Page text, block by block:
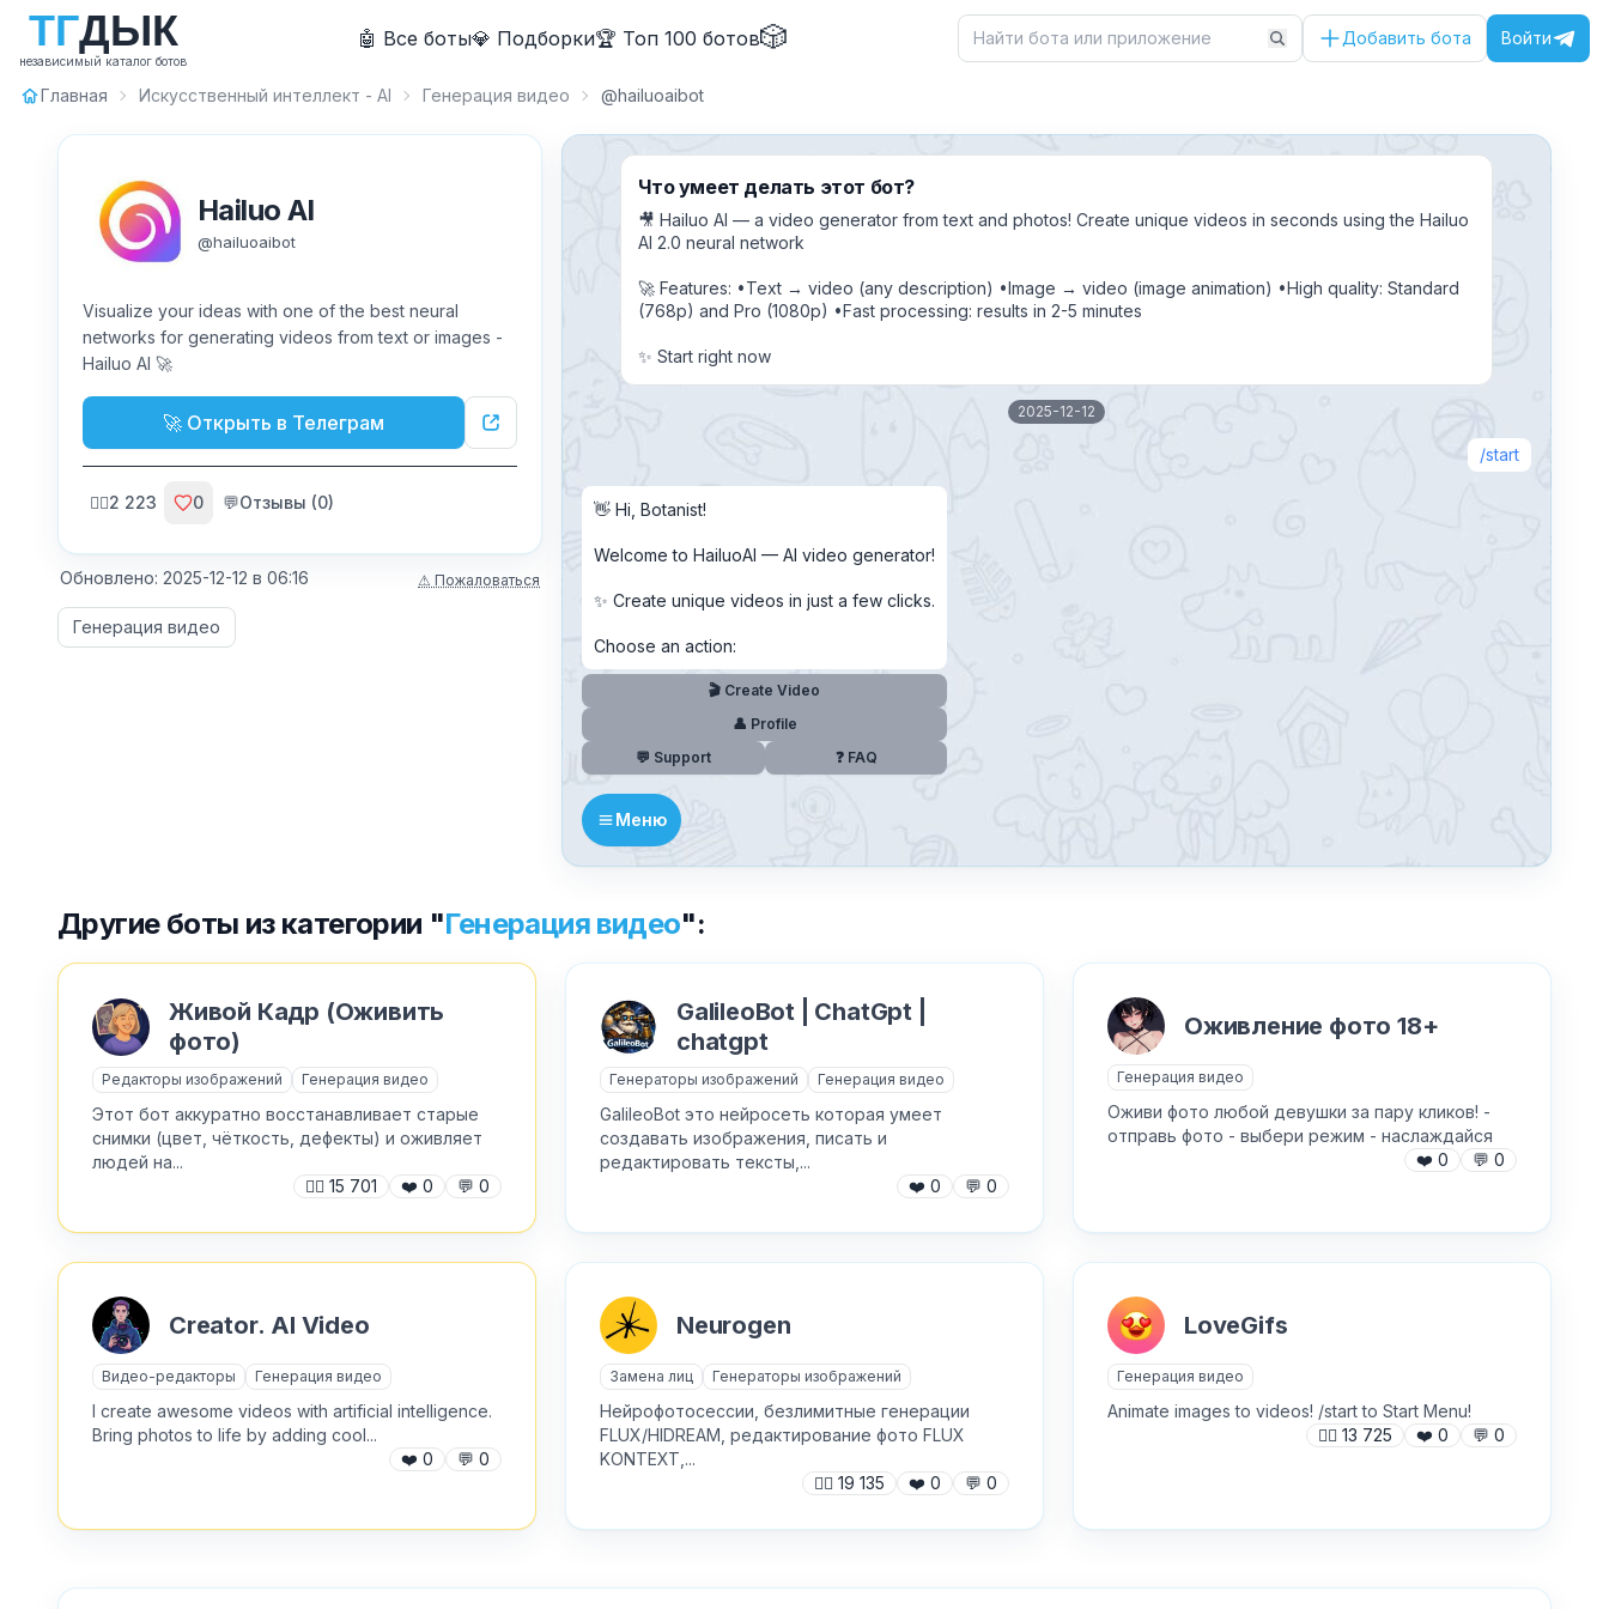
ТГДЫК
независимый каталог ботов
🤖 Все боты💎 Подборки🏆 Топ 100 ботов🎲 Добавить бота Войти
Как добавить бота?
AI Персонажи
NFT и Telegram Подарки
Активности для чата
Аниме и манга
Анонимные вопросы
Базы и парсеры
Мини-игры
Модерация и антиспам
Музыка
Новости и блоги
Обменники и биржи
Покупки
Авторизуйтесь, чтобы бесплатно
добавить бота в каталог
Войти через Telegram
Главная Искусственный интеллект - AI Генерация видео @hailuoaibot
Hailuo AI
@hailuoaibot
Visualize your ideas with one of the best neural
networks for generating videos from text or images -
Hailuo AI 🚀
🚀 Открыть в Телеграм
🙍‍♂️2 223 0 💬Отзывы (0)
Обновлено: 2025-12-12 в 06:16 ⚠ Пожаловаться
✕
Причина жалобы*
Текст обращения (необязательно)
Хочу получить ответ на email
Генерация видео
Что умеет делать этот бот?
🎥 Hailuo AI — a video generator from text and photos! Create unique videos in seconds using the Hailuo
AI 2.0 neural network
🚀 Features: •Text → video (any description) •Image → video (image animation) •High quality: Standard
(768p) and Pro (1080p) •Fast processing: results in 2-5 minutes
✨ Start right now
2025-12-12
start
👋 Hi, Botanist!
Welcome to HailuoAI — AI video generator!
✨ Create unique videos in just a few clicks.
Choose an action:
🎬 Create Video
👤 Profile
💬 Support
❓ FAQ
Меню
Другие боты из категории "Генерация видео":
Живой Кадр (Оживить
фото)
Редакторы изображений Генерация видео
Этот бот аккуратно восстанавливает старые
снимки (цвет, чёткость, дефекты) и оживляет
людей на...
🙍‍♂️ 15 701 ❤️ 0 💬 0
GalileoBot | ChatGpt |
chatgpt
Генераторы изображений Генерация видео
GalileoBot это нейросеть которая умеет
создавать изображения, писать и
редактировать тексты,...
❤️ 0 💬 0
Оживление фото 18+
Генерация видео
Оживи фото любой девушки за пару кликов! -
отправь фото - выбери режим - наслаждайся
❤️ 0 💬 0
Creator. AI Video
Видео-редакторы Генерация видео
I create awesome videos with artificial intelligence.
Bring photos to life by adding cool...
❤️ 0 💬 0
Neurogen
Замена лиц Генераторы изображений
Нейрофотосессии, безлимитные генерации
FLUX/HIDREAM, редактирование фото FLUX
KONTEXT,...
🙍‍♂️ 19 135 ❤️ 0 💬 0
LoveGifs
Генерация видео
Animate images to videos! /start to Start Menu!
🙍‍♂️ 13 725 ❤️ 0 💬 0